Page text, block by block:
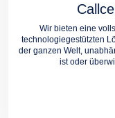
Wir bieten eine
technologiegestützten
der ganzen Welt,
ist oder